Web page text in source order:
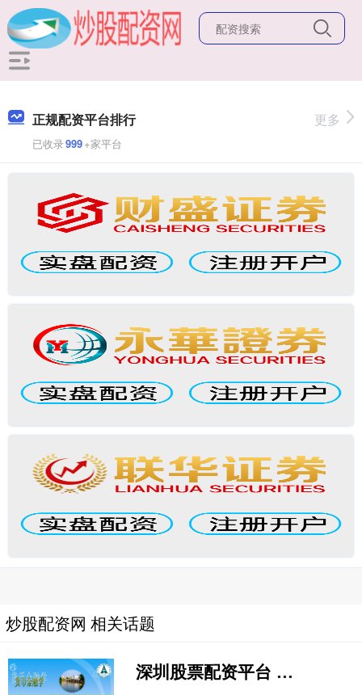
正规配资平台排行
已收录999+家平台
更多
炒股配资网 相关话题
深圳股票配资平台 解锁财富密码！股票配资交易软件助你轻松致富